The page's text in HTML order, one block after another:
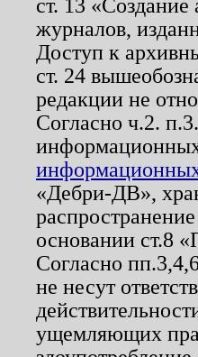
ст. 13
журналов,
Доступ к
ст. 24
редакции не
Согласно ч.2.
«Дебри-ДВ»,
основании ст.8
Согласно
не несут
ущемляющих